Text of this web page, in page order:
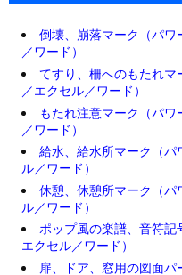
倒壊、崩落マーク（パ
／ワード）
てすり、柵へのもたれマ
／エクセル／ワード）
もたれ注意マーク（パ
／ワード）
給水、給水所マーク（パ
ル／ワード）
休憩、休憩所マーク（パ
ル／ワード）
ポップ風の楽譜、音符記
エクセル／ワード）
扉、ドア、窓用の図面